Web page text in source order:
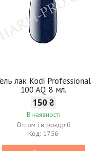
лак Kodi Professional
100 AQ 8 мл.
150 ₴
В наявності
Оптом і в роздріб
1756